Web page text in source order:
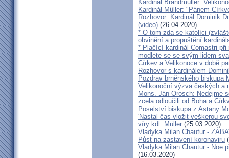
Kardinál Brandmüller:
Kardinál Müller: "Pánem
Rozhovor: Kardinál Dominik
(video) (26.04.2020)
* O tom zda se katolíci
obvinění a propuštění
* Plačící kardinál Comastri
modlete se se svým lidem
Církev a Velikonoce v době
Rozhovor s kardinálem
Pozdrav brněnského biskupa
Velikonoční výzva českých a
Mons. Ján Orosch: Nedejme
zcela odloučili od Boha a
Poselství biskupa z Astany
'Nastal čas vložit veškerou
víry kdl. Müller (25.03.2020)
Vladyka Milan Chautur -
Půst na zastavení koronaviru
Vladyka Milan Chautur - Noe
(16.03.2020)